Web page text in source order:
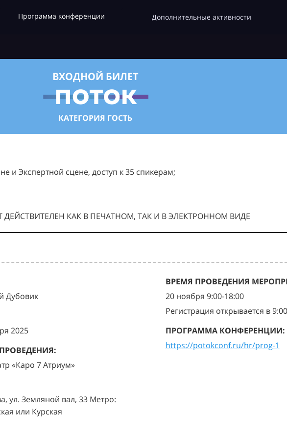
Программа конференции Дополнительные активности
ВХОДНОЙ БИЛЕТ
КАТЕГОРИЯ ГОСТЬ
и Экспертной сцене, доступ к 35 спикерам;
КАК В ПЕЧАТНОМ, ТАК И В ЭЛЕКТРОННОМ ВИДЕ
Дубовик
2025
«Каро 7 Атриум»
ул. Земляной вал, 33 Метро:
или Курская
ВРЕМЯ ПРОВЕДЕНИЯ
20 ноября 9:00-18:00
Регистрация открывается в 9:00
ПРОГРАММА КОНФЕРЕНЦИИ:
https://potokconf.ru/hr/prog-1